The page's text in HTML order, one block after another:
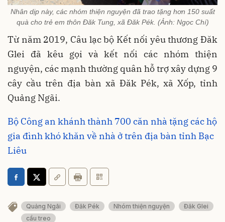
Nhân dịp này, các nhóm thiện nguyện đã trao tặng hơn 150 suất
quà cho trẻ em thôn Đăk Tung, xã Đăk Pék. (Ảnh: Ngọc Chí)
Từ năm 2019, Câu lạc bộ Kết nối yêu thương Đăk
Glei đã kêu gọi và kết nối các nhóm thiện
nguyện, các mạnh thường quân hỗ trợ xây dựng 9
cây cầu trên địa bàn xã Đăk Pék, xã Xốp, tỉnh
Quảng Ngãi.
Bộ Công an khánh thành 700 căn nhà tặng các hộ
gia đình khó khăn về nhà ở trên địa bàn tỉnh Bạc
Liêu
Quảng Ngãi Đăk Pék Nhóm thiện nguyện
Đăk Glei
cầu treo